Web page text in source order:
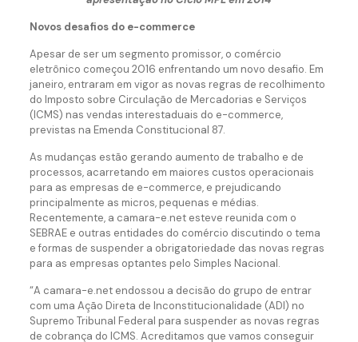
Novos desafios do e-commerce
Apesar de ser um segmento promissor, o comércio
eletrônico começou 2016 enfrentando um novo desafio. Em
janeiro, entraram em vigor as novas regras de recolhimento
do Imposto sobre Circulação de Mercadorias e Serviços
(ICMS) nas vendas interestaduais do e-commerce,
previstas na Emenda Constitucional 87.
As mudanças estão gerando aumento de trabalho e de
processos, acarretando em maiores custos operacionais
para as empresas de e-commerce, e prejudicando
principalmente as micros, pequenas e médias.
Recentemente, a camara-e.net esteve reunida com o
SEBRAE e outras entidades do comércio discutindo o tema
e formas de suspender a obrigatoriedade das novas regras
para as empresas optantes pelo Simples Nacional.
“A camara-e.net endossou a decisão do grupo de entrar
com uma Ação Direta de Inconstitucionalidade (ADI) no
Supremo Tribunal Federal para suspender as novas regras
de cobrança do ICMS. Acreditamos que vamos conseguir